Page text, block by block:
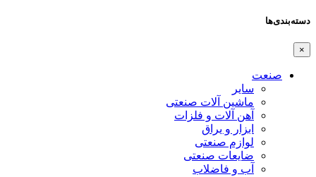
دسته‌بندی‌ها
×
صنعت
سایر
ماشین آلات صنعتی
آهن آلات و فلزات
ابزار و یراق
لوازم صنعتی
ضایعات صنعتی
آب و فاضلاب